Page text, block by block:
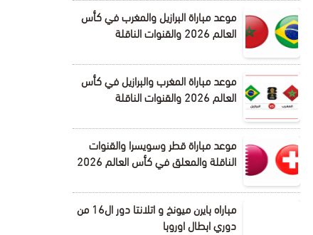
موعد مباراة البرازيل والمغرب في كأس
العالم 2026 والقنوات الناقلة
موعد مباراة المغرب والبرازيل في كأس
العالم 2026 والقنوات الناقلة
موعد مباراة قطر وسويسرا والقنوات
الناقلة والمعلق في كأس العالم 2026
مباراه بايرن ميونخ و اتلانتا دور ال16 من
دوري ابطال اوروبا